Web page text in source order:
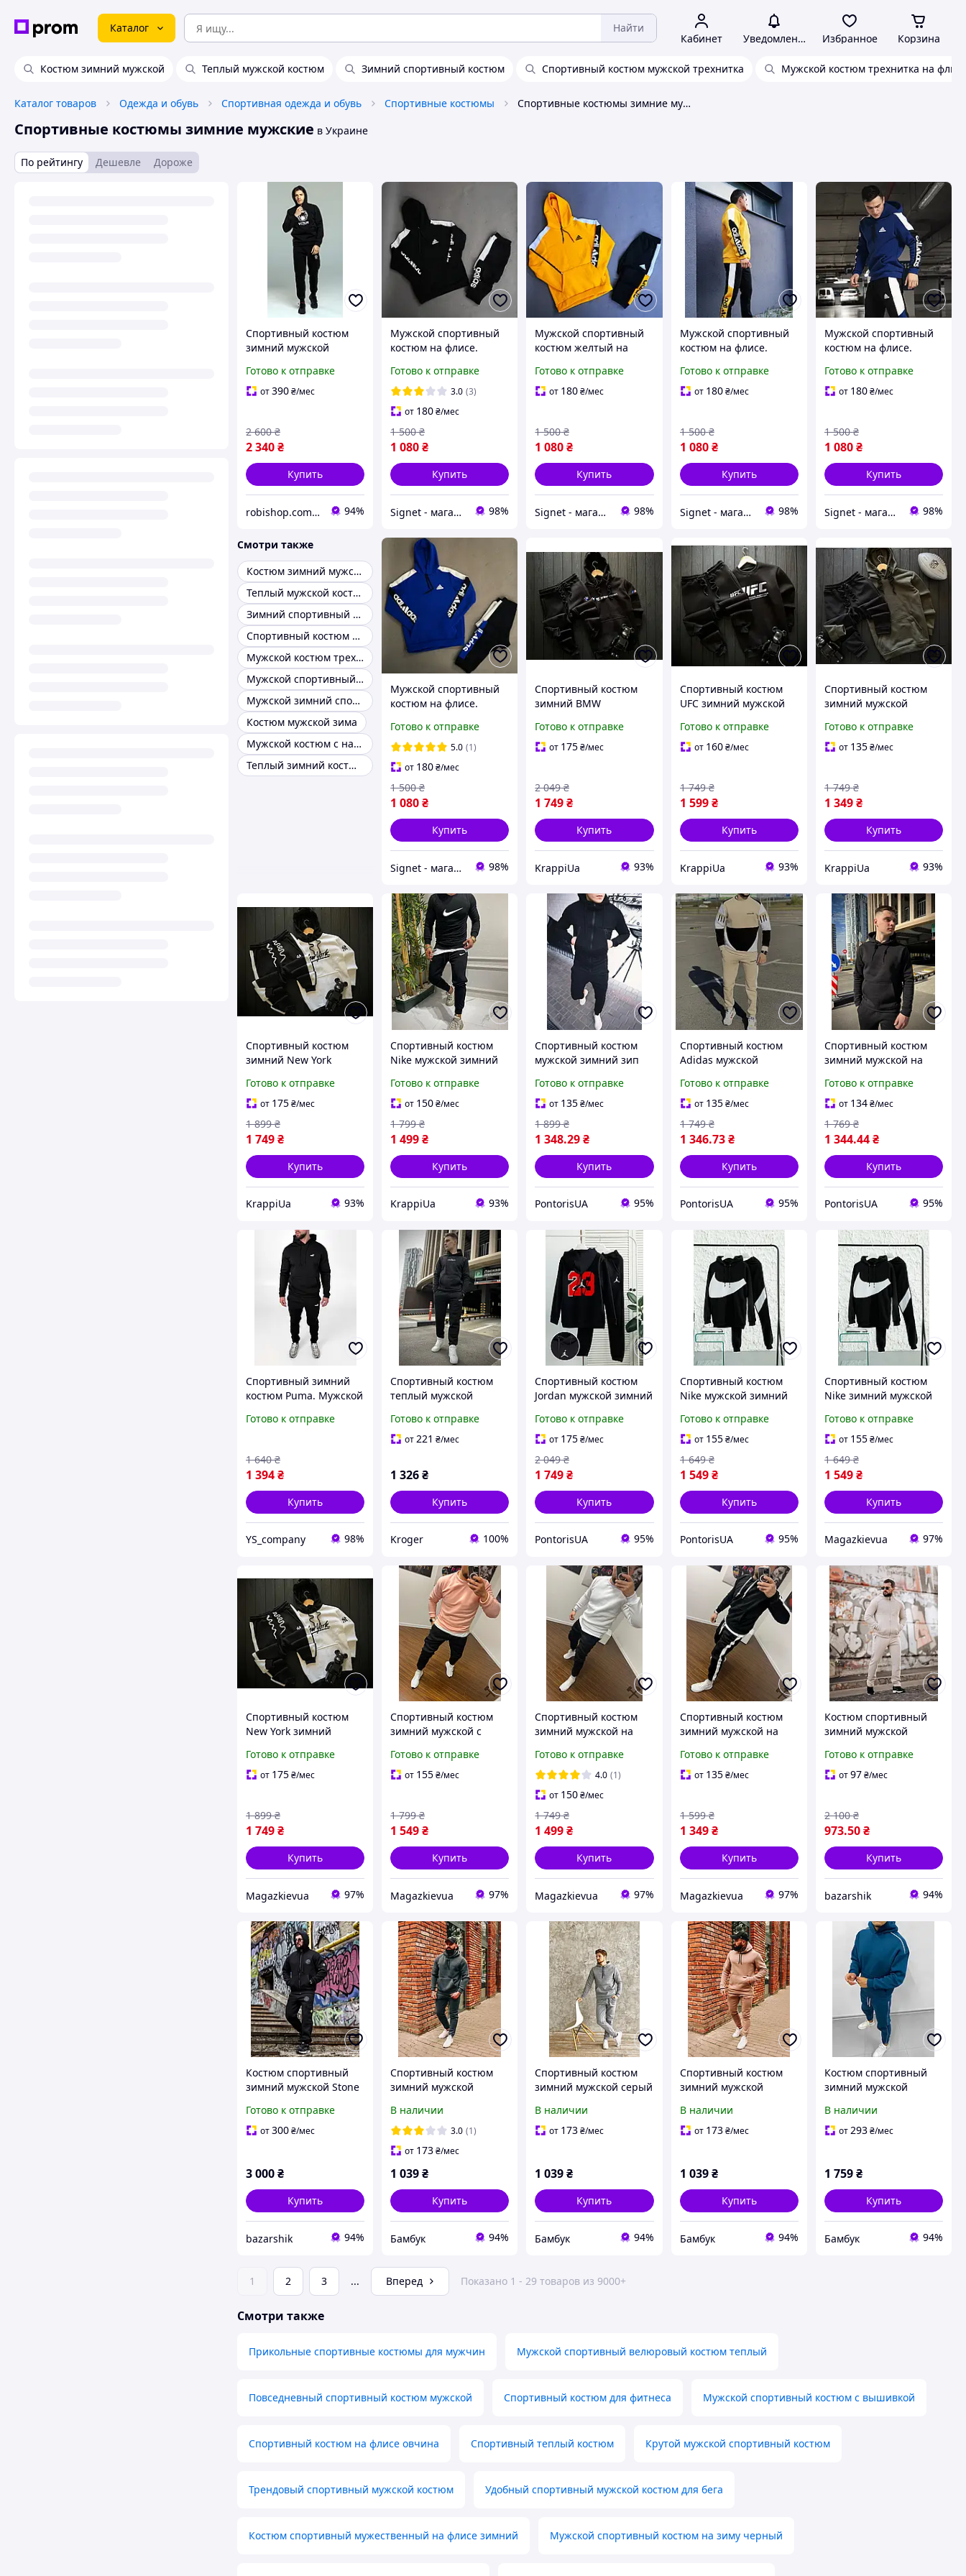
Каталог Найти
Кабинет Уведомления Избранное Корзина
Костюм зимний мужской Теплый мужской костюм Зимний спортивный костюм Спортивный костюм мужской трехнитка Мужской костюм трехнитка на
Каталог товаров Одежда и обувь Спортивная одежда и обувь Спортивные костюмы Спортивные костюмы зимние мужские
Спортивные костюмы зимние мужские в Украине
По рейтингу Дешевле Дороже
Спортивный костюм
зимний мужской
Готово к отправке
от390₴/мес
2 340₴
2 600 ₴
Купить
robishop.com.ua 94%
Мужской спортивный
костюм на флисе.
спортивный костюм
Adidas Адидас на
флисе
Готово к отправке
3.0 (3)
от 180₴/мес
1 080₴
1 500 ₴
Купить
Signet - магазин для всей семьи! 98%
Мужской спортивный
костюм желтый на
мужской спортивный
костюм Adidas Адидас
Готово к отправке
от 180₴/мес
1 080₴
1 500 ₴
Купить
Signet - магазин для всей семьи! 98%
Мужской спортивный
костюм на флисе.
спортивный костюм
Adidas Адидас Желтый
Готово к отправке
от 180 ₴/мес
1 080 ₴
1 500 ₴
Купить
Signet - магазин для всей семьи! 98%
Мужской спортивный
костюм на флисе.
спортивный костюм
Adidas Адидас синий
Готово к отправке
от 180₴/мес
1 080₴
1 500 ₴
Купить
Signet - магазин для всей семьи! 98%
Смотри также
Костюм зимний мужской
Теплый мужской костюм
Зимний спортивный костюм
Спортивный костюм мужской трехнитка
Мужской костюм трехнитка на флисе
Мужской спортивный костюм на флисе без капюшона
Мужской зимний спортивный костюм на меху
Костюм мужской зима
Мужской костюм с начесом
Теплый зимний костюм мужской
Мужской спортивный
костюм на флисе.
спортивный костюм
Adidas Адидас синий
Готово к отправке
5.0 (1)
от 180₴/мес
1 080₴
1 500 ₴
Купить
Signet - магазин для всей семьи! 98%
Спортивный костюм
зимний BMW
худи с капюшоном
штаны БМВ на флисе
Готово к отправке
от 175₴/мес
1 749₴
2 049 ₴
Купить
KrappiUa 93%
Спортивный костюм
UFC зимний мужской
на флисе трикотажный
черный
Готово к отправке
от 160 ₴/мес
1 599 ₴
1 749 ₴
Купить
KrappiUa 93%
Спортивный костюм
зимний мужской
капюшоном штаны на
флисе трикотажный
Готово к отправке
от 135₴/мес
1 349₴
1 749 ₴
Купить
KrappiUa 93%
Спортивный костюм
зимний New York
штаны на флисе Нью
Йорк бело черный
Готово к отправке
от 175₴/мес
1 749₴
1 899 ₴
Купить
KrappiUa 93%
Спортивный костюм
Nike мужской зимний
штаны Найк черный
Готово к отправке
от 150₴/мес
1 499₴
1 799 ₴
Купить
KrappiUa 93%
Спортивный костюм
мужской зимний зип
утепленный на флисе
черный
Готово к отправке
от 135₴/мес
1 348.29₴
1 899 ₴
Купить
PontorisUA 95%
Спортивный костюм
Adidas мужской
штаны на флисе
теплый бежевый
Готово к отправке
от 135 ₴/мес
1 346.73 ₴
1 749 ₴
Купить
PontorisUA 95%
Спортивный костюм
зимний мужской на
теплый черный
Готово к отправке
от 134₴/мес
1 344.44₴
1 769 ₴
Купить
PontorisUA 95%
Спортивный зимний
костюм Puma. Мужской
спортивный костюм с
штаны
Готово к отправке
1 394₴
1 640 ₴
Купить
YS_company 98%
Спортивный костюм
теплый мужской
костюм худи и штаны
Готово к отправке
от221 ₴/мес
1 326₴
Купить
Kroger 100%
Спортивный костюм
Jordan мужской зимний
штаны Джордан на
флисе черный
Готово к отправке
от 175₴/мес
1 749₴
2 049 ₴
Купить
PontorisUA 95%
Спортивный костюм
Nike мужской зимний
штаны Найк на флисе
черный
Готово к отправке
от 155 ₴/мес
1 549 ₴
1 649 ₴
Купить
PontorisUA 95%
Спортивный костюм
Nike зимний мужской
штаны Найк на флисе
черный
Готово к отправке
от 155₴/мес
1 549₴
1 649 ₴
Купить
Magazkievua 97%
Спортивный костюм
New York зимний
штаны на флисе Нью
Йорк бело черный
Готово к отправке
от 175₴/мес
1 749₴
1 899 ₴
Купить
Magazkievua 97%
Спортивный костюм
зимний мужской с
штаны теплый на
флисе зимний
Готово к отправке
от 155₴/мес
1 549₴
1 799 ₴
Купить
Magazkievua 97%
Спортивный костюм
зимний мужской на
с начесом теплый бело
черный
Готово к отправке
4.0 (1)
от 150₴/мес
1 499₴
1 749 ₴
Купить
Magazkievua 97%
Спортивный костюм
зимний мужской на
начесом теплый
черный
Готово к отправке
от 135 ₴/мес
1 349 ₴
1 599 ₴
Купить
Magazkievua 97%
Костюм спортивный
зимний мужской
стильный
повседневный
Готово к отправке
от97₴/мес
973.50₴
2 100 ₴
Купить
bazarshik 94%
Костюм спортивный
зимний мужской Stone
повседневный
Готово к отправке
от300₴/мес
3 000₴
Купить
bazarshik 94%
Спортивный костюм
зимний мужской
| теплый костюм с
начесом ТОП качества
В наличии
3.0 (1)
от 173₴/мес
1 039₴
Купить
Бамбук 94%
Спортивный костюм
зимний мужской серый
костюм с начесом ТОП
качества
В наличии
от 173₴/мес
1 039₴
Купить
Бамбук 94%
Спортивный костюм
зимний мужской
| теплый костюм с
начесом ТОП качества
В наличии
от 173 ₴/мес
1 039 ₴
Купить
Бамбук 94%
Костюм спортивный
зимний мужской
теплый костюм ТОП
качества
В наличии
от293₴/мес
1 759₴
Купить
Бамбук 94%
1 2 3 ... Вперед Показано 1 - 29 товаров из 9000+
Смотри также
Прикольные спортивные костюмы для мужчин Мужской спортивный велюровый костюм теплый
Повседневный спортивный костюм мужской Спортивный костюм для фитнеса Мужской спортивный костюм с вышивкой
Спортивный костюм на флисе овчина Спортивный теплый костюм Крутой мужской спортивный костюм
Трендовый спортивный мужской костюм Удобный спортивный мужской костюм для бега
Костюм спортивный мужественный на флисе зимний Мужской спортивный костюм на зиму черный